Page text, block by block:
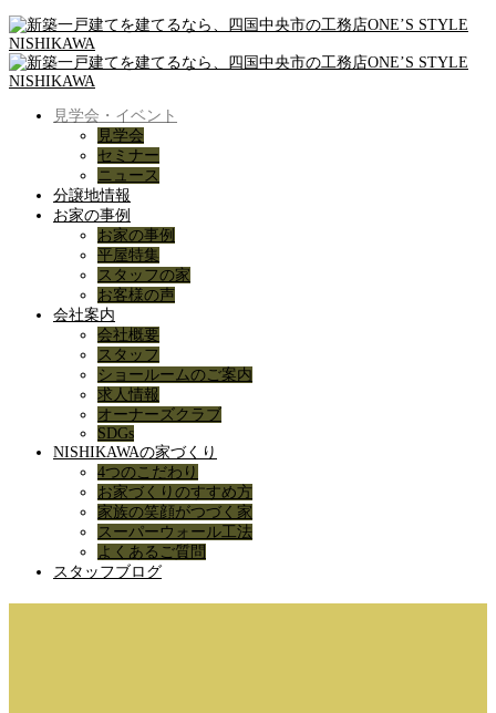
見学会・イベント
見学会
セミナー
ニュース
分譲地情報
お家の事例
お家の事例
平屋特集
スタッフの家
お客様の声
会社案内
会社概要
スタッフ
ショールームのご案内
求人情報
オーナーズクラブ
SDGs
NISHIKAWAの家づくり
4つのこだわり
お家づくりのすすめ方
家族の笑顔がつづく家
スーパーウォール工法
よくあるご質問
スタッフブログ